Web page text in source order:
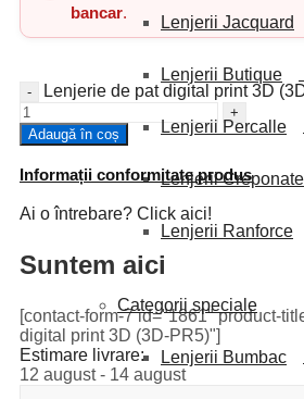
Lenjerii Jacquard
Lenjerii Butique
Lenjerii Percalle
Lenjerii Creponate
Lenjerii Ranforce
Categorii speciale
Lenjerii Bumbac
bancar.
Lenjerie de pat digital print 3D
Adaugă în coș
Informații conformitate produs
Ai o întrebare? Click aici!
Suntem aici
[contact-form-7 id="1861" product-
digital print 3D (3D-PR5)"]
Estimare livrare:
12 august - 14 august